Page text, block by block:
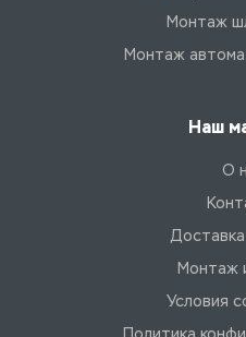
Монтаж
Монтаж
Наш
О
Монтаж
Условия